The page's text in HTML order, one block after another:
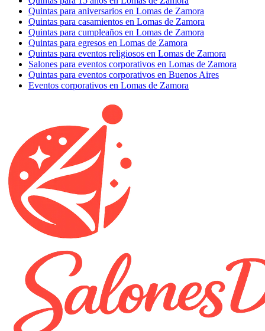
Quintas para aniversarios en Lomas de Zamora
Quintas para casamientos en Lomas de Zamora
Quintas para cumpleaños en Lomas de Zamora
Quintas para egresos en Lomas de Zamora
Quintas para eventos religiosos en Lomas de Zamora
Salones para eventos corporativos en Lomas de Zamora
Quintas para eventos corporativos en Buenos Aires
Eventos corporativos en Lomas de Zamora